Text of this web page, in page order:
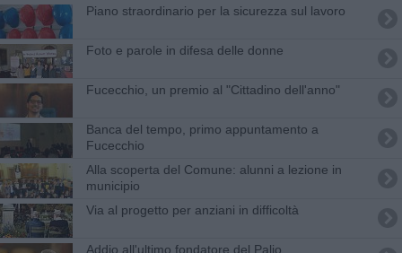
Piano straordinario per la sicurezza sul lavoro
Foto e parole in difesa delle donne
Fucecchio, un premio al "Cittadino dell'anno"
Banca del tempo, primo appuntamento a
Fucecchio
Alla scoperta del Comune: alunni a lezione in
municipio
Via al progetto per anziani in difficoltà
Addio all'ultimo fondatore del Palio